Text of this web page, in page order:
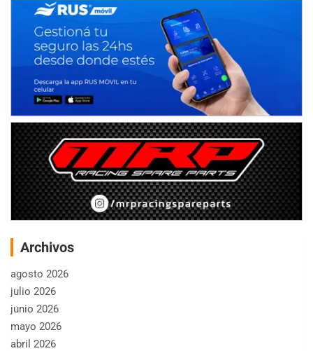
Archivos
agosto 2026
julio 2026
junio 2026
mayo 2026
abril 2026